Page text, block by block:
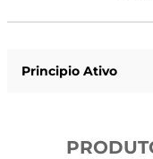
Principio Ativo